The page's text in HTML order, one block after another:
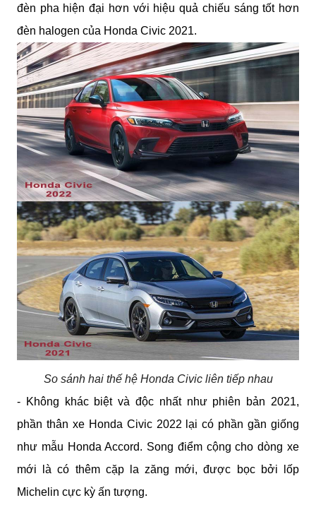
đèn pha hiện đại hơn với hiệu quả chiếu sáng tốt hơn
đèn halogen của Honda Civic 2021.
So sánh hai thế hệ Honda Civic liên tiếp nhau
- Không khác biệt và độc nhất như phiên bản 2021,
phần thân xe Honda Civic 2022 lại có phần gần giống
như mẫu Honda Accord. Song điểm cộng cho dòng xe
mới là có thêm cặp la zăng mới, được bọc bởi lốp
Michelin cực kỳ ấn tượng.